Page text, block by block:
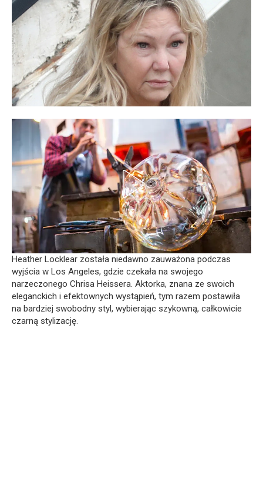
Heather Locklear została niedawno zauważona podczas
wyjścia w Los Angeles, gdzie czekała na swojego
narzeczonego Chrisa Heissera. Aktorka, znana ze swoich
eleganckich i efektownych wystąpień, tym razem postawiła
na bardziej swobodny styl, wybierając szykowną, całkowicie
czarną stylizację.